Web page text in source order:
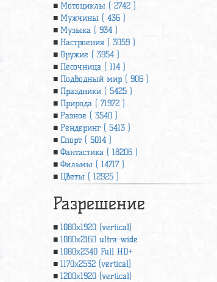
Мотоциклы ( 2742 )
Мужчины ( 436 )
Музыка ( 934 )
Настроения ( 3059 )
Оружие ( 3954 )
Песочница ( 114 )
Подводный мир ( 906 )
Праздники ( 5425 )
Природа ( 71972 )
Разное ( 3540 )
Рендеринг ( 5413 )
Спорт ( 5014 )
Фантастика ( 18206 )
Фильмы ( 14717 )
Цветы ( 12925 )
Разрешение
1080x1920 (vertical)
1080x2160 ultra-wide
1080x2340 Full HD+
1170x2532 (vertical)
1200x1920 (vertical)